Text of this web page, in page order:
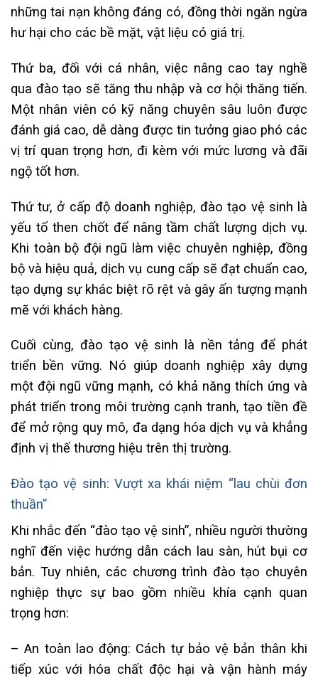
những tai nạn không đáng có, đồng thời ngăn ngừa
hư hại cho các bề mặt, vật liệu có giá trị.
Thứ ba, đối với cá nhân, việc nâng cao tay nghề
qua đào tạo sẽ tăng thu nhập và cơ hội thăng tiến.
Một nhân viên có kỹ năng chuyên sâu luôn được
đánh giá cao, dễ dàng được tin tưởng giao phó các
vị trí quan trọng hơn, đi kèm với mức lương và đãi
ngộ tốt hơn.
Thứ tư, ở cấp độ doanh nghiệp, đào tạo vệ sinh là
yếu tố then chốt để nâng tầm chất lượng dịch vụ.
Khi toàn bộ đội ngũ làm việc chuyên nghiệp, đồng
bộ và hiệu quả, dịch vụ cung cấp sẽ đạt chuẩn cao,
tạo dựng sự khác biệt rõ rệt và gây ấn tượng mạnh
mẽ với khách hàng.
Cuối cùng, đào tạo vệ sinh là nền tảng để phát
triển bền vững. Nó giúp doanh nghiệp xây dựng
một đội ngũ vững mạnh, có khả năng thích ứng và
phát triển trong môi trường cạnh tranh, tạo tiền đề
để mở rộng quy mô, đa dạng hóa dịch vụ và khẳng
định vị thế thương hiệu trên thị trường.
Đào tạo vệ sinh: Vượt xa khái niệm “lau chùi đơn
thuần”
Khi nhắc đến “đào tạo vệ sinh”, nhiều người thường
nghĩ đến việc hướng dẫn cách lau sàn, hút bụi cơ
bản. Tuy nhiên, các chương trình đào tạo chuyên
nghiệp thực sự bao gồm nhiều khía cạnh quan
trọng hơn:
– An toàn lao động: Cách tự bảo vệ bản thân khi
tiếp xúc với hóa chất độc hại và vận hành máy